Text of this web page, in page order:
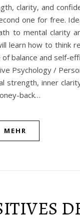
clarity, and
one for free.
to mental clarity
how to think
and self-
/
inner
back…
MEHR